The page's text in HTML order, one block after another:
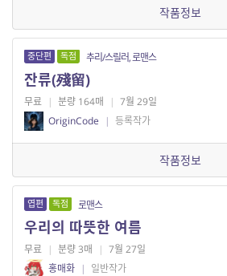
작품정보
중단편 독점 추리/스릴러, 로맨스
잔류(殘留)
무료 | 분량 164매 | 7월 29일
OriginCode
| 등록작가
작품정보
엽편 독점 로맨스
우리의 따뜻한 여름
무료 | 분량 3매 | 7월 27일
홍매화 | 일반작가